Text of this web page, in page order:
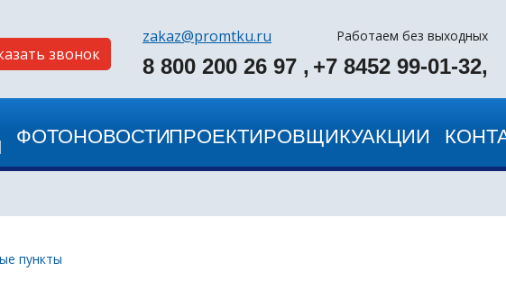
пункты
звонок
zakaz@promtku.ru Работаем без выходных
8 800 200 26 97 , +7 8452 99-01-32,
ФОТОНОВОСТИПРОЕКТИРОВЩИКУАКЦИИ